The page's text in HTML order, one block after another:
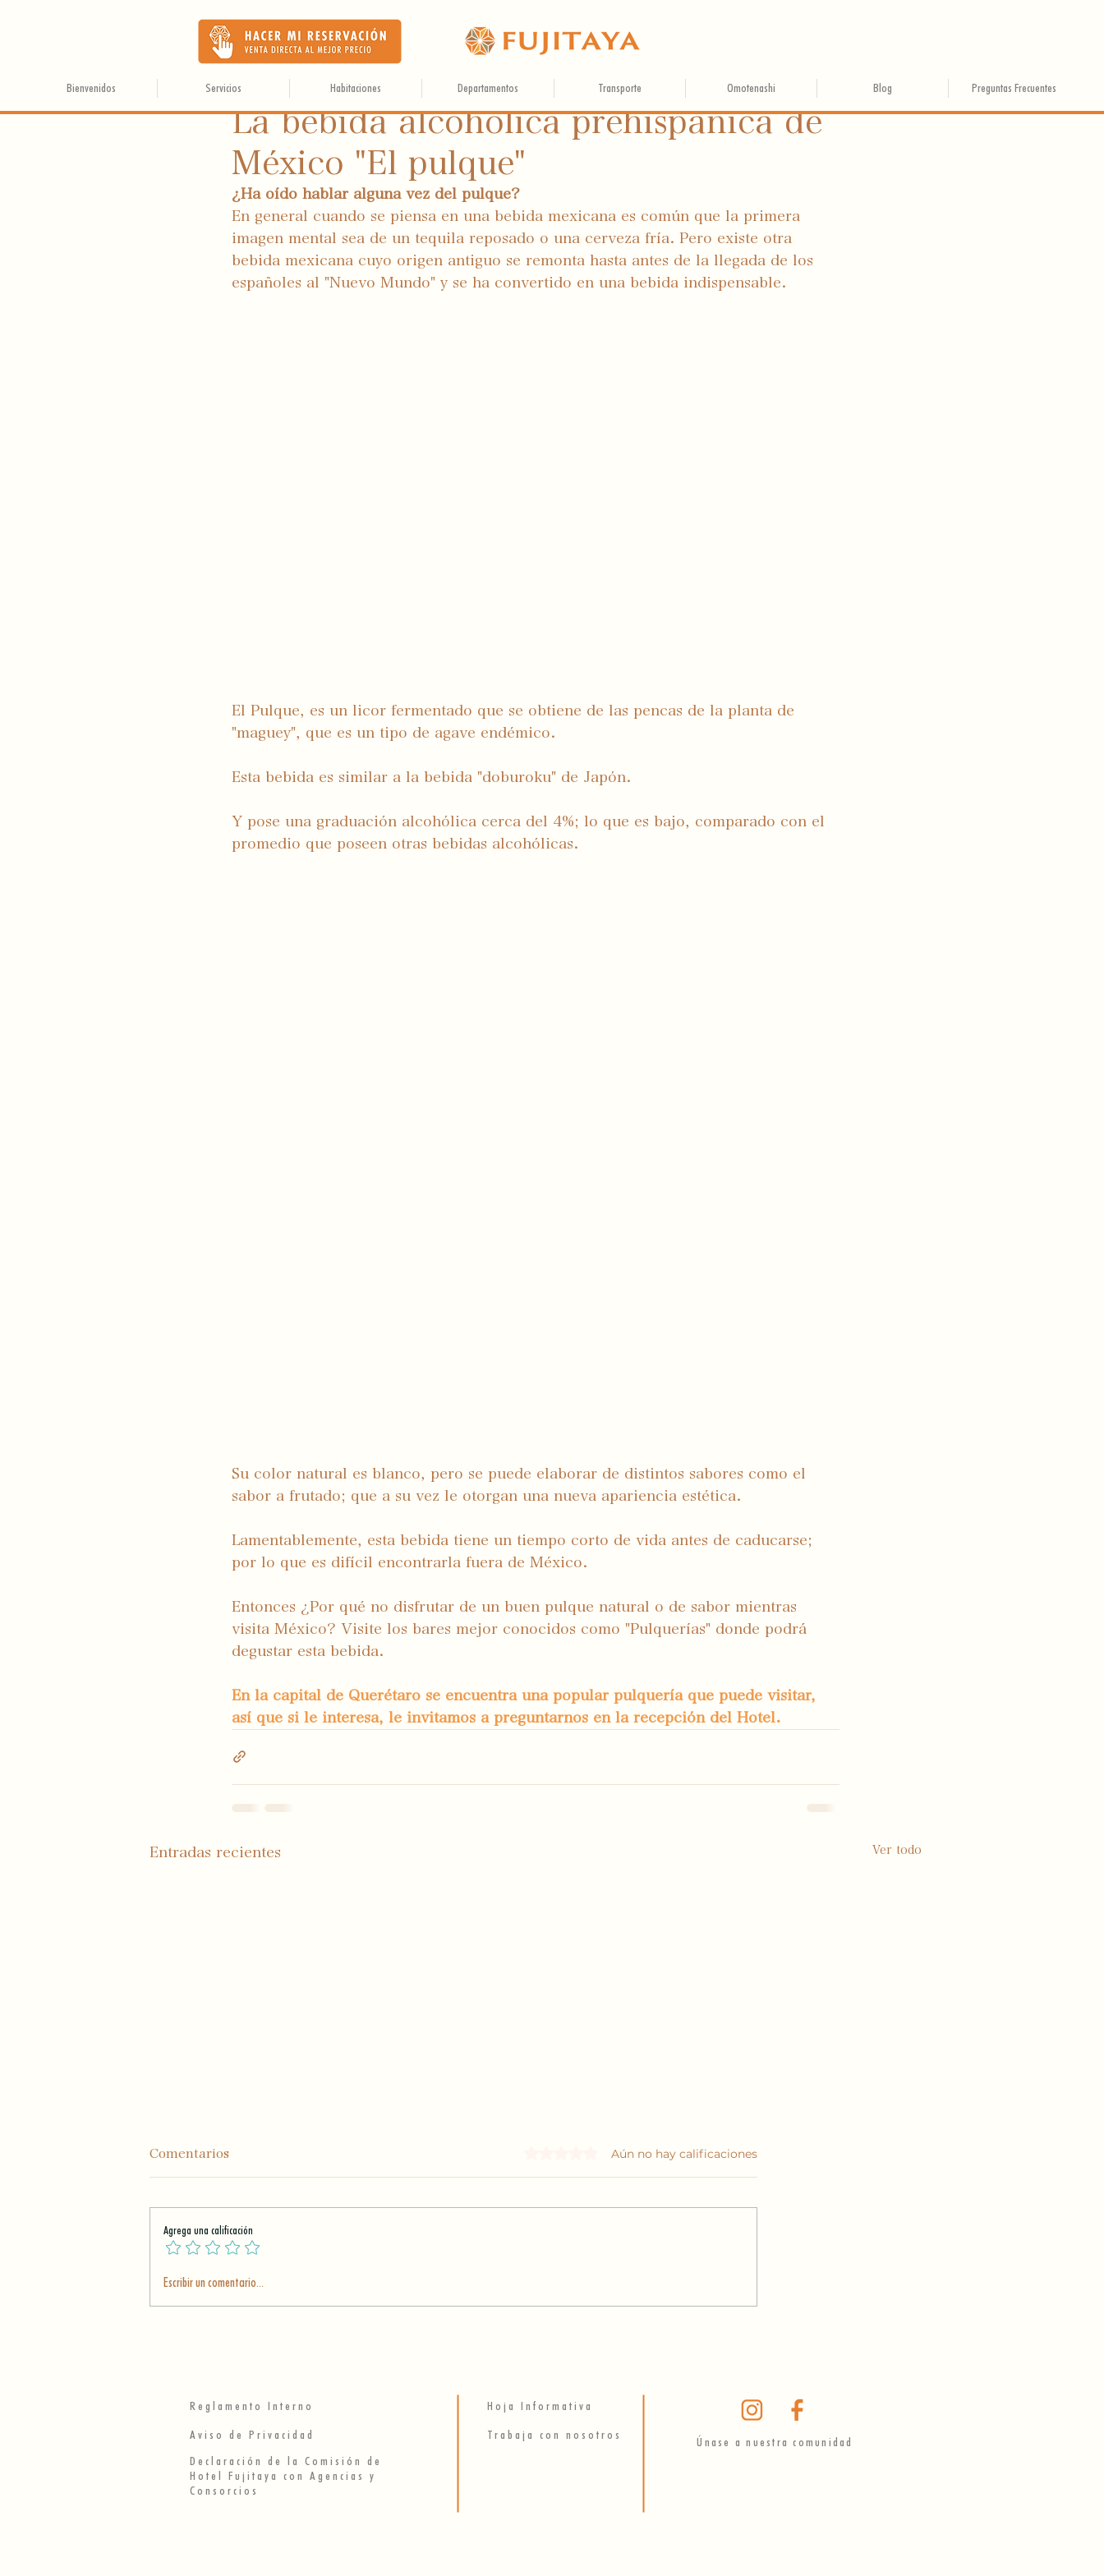
Bienvenidos Servicios Habitaciones Departamentos Transporte Omotenashi Blog Preguntas Frecuentes
La bebida alcohólica prehispánica de
México "El pulque"
15 mar 2023
¿Ha oído hablar alguna vez del pulque?
En general cuando se piensa en una bebida mexicana es común que la primera
imagen mental sea de un tequila reposado o una cerveza fría. Pero existe otra
bebida mexicana cuyo origen antiguo se remonta hasta antes de la llegada de los
españoles al "Nuevo Mundo" y se ha convertido en una bebida indispensable.
El Pulque, es un licor fermentado que se obtiene de las pencas de la planta de
"maguey", que es un tipo de agave endémico.
Esta bebida es similar a la bebida "doburoku" de Japón.
Y pose una graduación alcohólica cerca del 4%; lo que es bajo, comparado con el
promedio que poseen otras bebidas alcohólicas.
Su color natural es blanco, pero se puede elaborar de distintos sabores como el
sabor a frutado; que a su vez le otorgan una nueva apariencia estética.
Lamentablemente, esta bebida tiene un tiempo corto de vida antes de caducarse;
por lo que es difícil encontrarla fuera de México.
Entonces ¿Por qué no disfrutar de un buen pulque natural o de sabor mientras
visita México? Visite los bares mejor conocidos como "Pulquerías" donde podrá
degustar esta bebida.
En la capital de Querétaro se encuentra una popular pulquería que puede visitar,
así que si le interesa, le invitamos a preguntarnos en la recepción del Hotel.
Entradas recientes Ver todo
LOS JUEGOS
TRADICIONALES DE UN
Tanabata
de Atún
Comentarios Obtuvo 0 de 5 estrellas.
Aún no hay calificaciones
Agrega una calificación
Escribir un comentario...
Hoja Informativa
Únase a nuestra comunidad
Reglamento Interno
Aviso de Privacidad
Declaración de la Comisión de
Hotel Fujitaya con Agencias y
Consorcios
Trabaja con nosotros